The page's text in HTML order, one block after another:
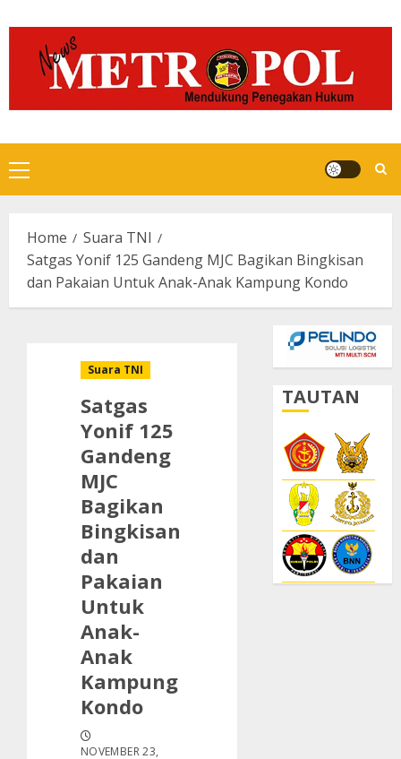
to
content
Primary
Menu
Home
Suara TNI
Satgas Yonif 125 Gandeng MJC Bagikan Bingkisan
dan Pakaian Untuk Anak-Anak Kampung Kondo
Suara TNI
Satgas
Yonif 125
Gandeng
MJC
Bagikan
Bingkisan
dan
Pakaian
Untuk
Anak-
Anak
Kampung
Kondo
NOVEMBER 23,
TAUTAN